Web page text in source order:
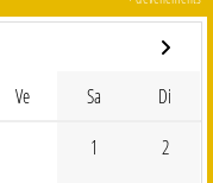
Ve Sa Di
1 2